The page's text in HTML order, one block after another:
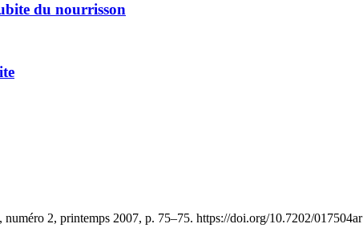
du nourrisson
numéro 2, printemps 2007, p. 75–75. https://doi.org/10.7202/017504ar